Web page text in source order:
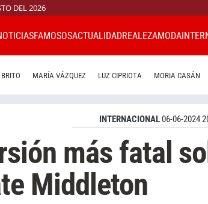
DEL 2026
FAMOSOSACTUALIDADREALEZAMODA
MARÍA VÁZQUEZ LUZ CIPRIOTA MORIA CASÁN
INTERNACIONAL06-06-2024
más fatal
Middleton